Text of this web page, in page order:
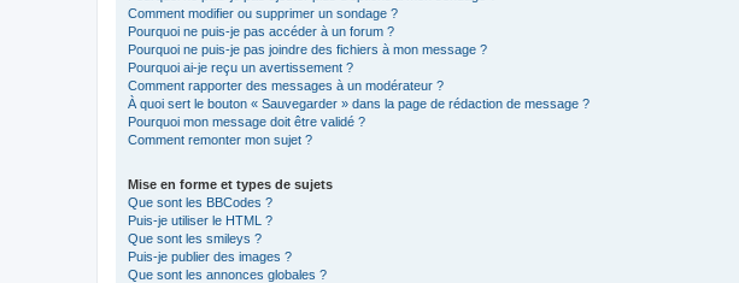
Comment modifier ou supprimer un sondage ?
Pourquoi ne puis-je pas accéder à un forum ?
Pourquoi ne puis-je pas joindre des fichiers à mon message ?
Pourquoi ai-je reçu un avertissement ?
Comment rapporter des messages à un modérateur ?
À quoi sert le bouton « Sauvegarder » dans la page de rédaction de message ?
Pourquoi mon message doit être validé ?
Comment remonter mon sujet ?
Mise en forme et types de sujets
Que sont les BBCodes ?
Puis-je utiliser le HTML ?
Que sont les smileys ?
Puis-je publier des images ?
Que sont les annonces globales ?